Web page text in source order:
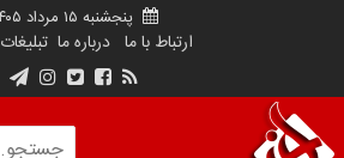
پنجشنبه ۱۵ مرداد ۱۴۰۵
ارتباط با ما درباره ما تبلیغات